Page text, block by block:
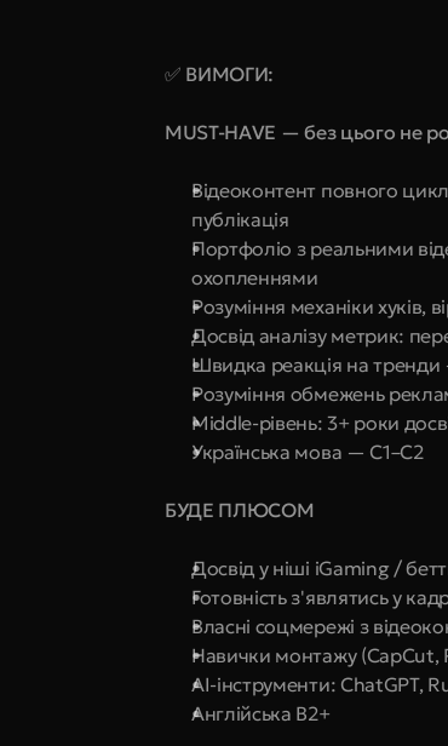
✅ ВИМОГИ:
MUST-HAVE — без цього не
Відеоконтент повного
публікація
Портфоліо з реальними
охопленнями
Розуміння механіки хуків,
Досвід аналізу метрик:
Швидка реакція на тренди
Розуміння обмежень
Middle-рівень: 3+ роки
Українська мова — C1–C2
БУДЕ ПЛЮСОМ
Досвід у ніші iGaming /
Готовність з'являтись у
Власні соцмережі з
Навички монтажу (CapCut,
AI-інструменти: ChatGPT,
Англійська B2+